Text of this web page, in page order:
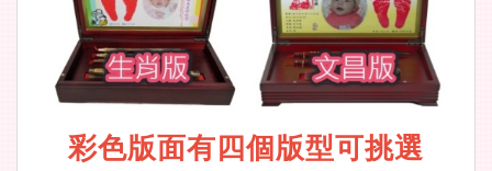
彩色版面有四個版型可挑選